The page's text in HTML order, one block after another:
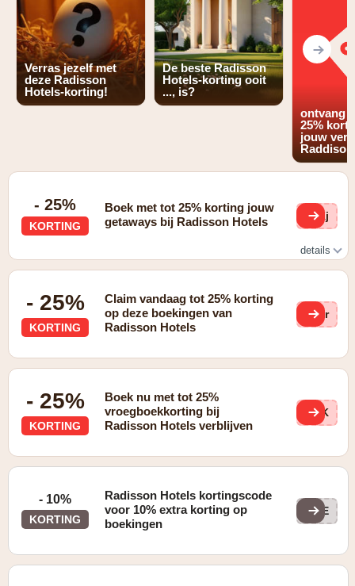
Verras jezelf met
deze Radisson
Hotels-korting!
De beste Radisson
Hotels-korting ooit
..., is?
ontvang
25%
jouw
- 25%
KORTING
Boek met tot 25% korting jouw
getaways bij Radisson Hotels
xKj
details
- 25%
KORTING
Claim vandaag tot 25% korting
op deze boekingen van
Radisson Hotels
NBr
- 25%
KORTING
Boek nu met tot 25%
vroegboekkorting bij
Radisson Hotels verblijven
p5K
- 10%
KORTING
Radisson Hotels kortingscode
voor 10% extra korting op
boekingen
PRE